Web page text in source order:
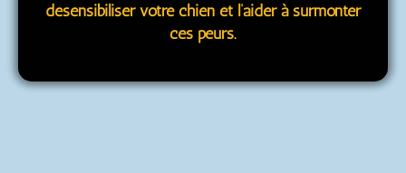
désensibiliser votre chien et l’aider à surmonter
ces peurs.